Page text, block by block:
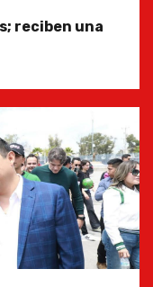
reciben una